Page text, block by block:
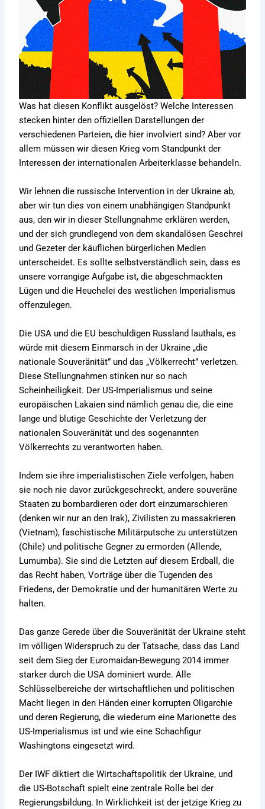
Was hat diesen Konflikt ausgelöst? Welche Interessen
stecken hinter den offiziellen Darstellungen der
verschiedenen Parteien, die hier involviert sind? Aber vor
allem müssen wir diesen Krieg vom Standpunkt der
Interessen der internationalen Arbeiterklasse behandeln.
Wir lehnen die russische Intervention in der Ukraine ab,
aber wir tun dies von einem unabhängigen Standpunkt
aus, den wir in dieser Stellungnahme erklären werden,
und der sich grundlegend von dem skandalösen Geschrei
und Gezeter der käuflichen bürgerlichen Medien
unterscheidet. Es sollte selbstverständlich sein, dass es
unsere vorrangige Aufgabe ist, die abgeschmackten
Lügen und die Heuchelei des westlichen Imperialismus
offenzulegen.
Die USA und die EU beschuldigen Russland lauthals, es
würde mit diesem Einmarsch in der Ukraine „die
nationale Souveränität” und das „Völkerrecht” verletzen.
Diese Stellungnahmen stinken nur so nach
Scheinheiligkeit. Der US-Imperialismus und seine
europäischen Lakaien sind nämlich genau die, die eine
lange und blutige Geschichte der Verletzung der
nationalen Souveränität und des sogenannten
Völkerrechts zu verantworten haben.
Indem sie ihre imperialistischen Ziele verfolgen, haben
sie noch nie davor zurückgeschreckt, andere souveräne
Staaten zu bombardieren oder dort einzumarschieren
(denken wir nur an den Irak), Zivilisten zu massakrieren
(Vietnam), faschistische Militärputsche zu unterstützen
(Chile) und politische Gegner zu ermorden (Allende,
Lumumba). Sie sind die Letzten auf diesem Erdball, die
das Recht haben, Vorträge über die Tugenden des
Friedens, der Demokratie und der humanitären Werte zu
halten.
Das ganze Gerede über die Souveränität der Ukraine steht
im völligen Widerspruch zu der Tatsache, dass das Land
seit dem Sieg der Euromaidan-Bewegung 2014 immer
starker durch die USA dominiert wurde. Alle
Schlüsselbereiche der wirtschaftlichen und politischen
Macht liegen in den Händen einer korrupten Oligarchie
und deren Regierung, die wiederum eine Marionette des
US-Imperialismus ist und wie eine Schachfigur
Washingtons eingesetzt wird.
Der IWF diktiert die Wirtschaftspolitik der Ukraine, und
die US-Botschaft spielt eine zentrale Rolle bei der
Regierungsbildung. In Wirklichkeit ist der jetzige Krieg zu